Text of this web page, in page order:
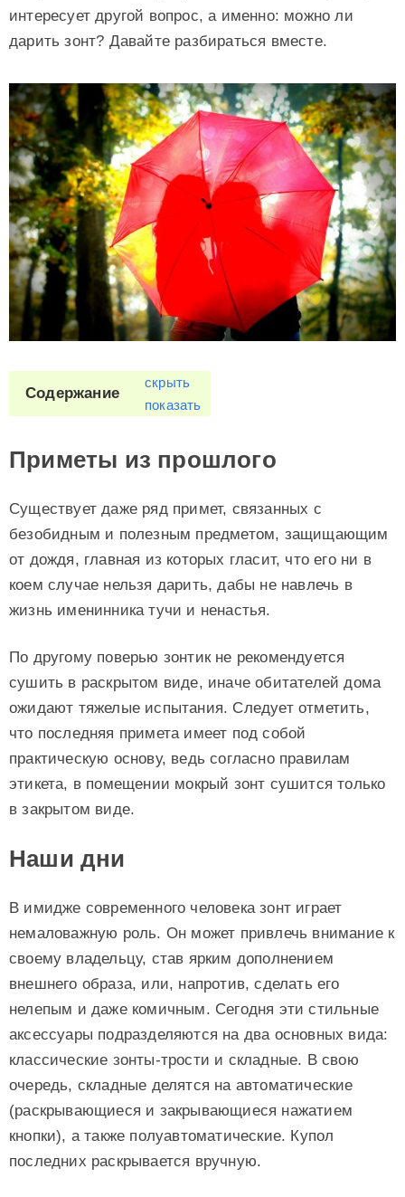
интересует другой вопрос, а именно: можно ли
дарить зонт? Давайте разбираться вместе.
Содержание
скрыть
показать
Приметы из прошлого
Существует даже ряд примет, связанных с
безобидным и полезным предметом, защищающим
от дождя, главная из которых гласит, что его ни в
коем случае нельзя дарить, дабы не навлечь в
жизнь именинника тучи и ненастья.
По другому поверью зонтик не рекомендуется
сушить в раскрытом виде, иначе обитателей дома
ожидают тяжелые испытания. Следует отметить,
что последняя примета имеет под собой
практическую основу, ведь согласно правилам
этикета, в помещении мокрый зонт сушится только
в закрытом виде.
Наши дни
В имидже современного человека зонт играет
немаловажную роль. Он может привлечь внимание к
своему владельцу, став ярким дополнением
внешнего образа, или, напротив, сделать его
нелепым и даже комичным. Сегодня эти стильные
аксессуары подразделяются на два основных вида:
классические зонты-трости и складные. В свою
очередь, складные делятся на автоматические
(раскрывающиеся и закрывающиеся нажатием
кнопки), а также полуавтоматические. Купол
последних раскрывается вручную.